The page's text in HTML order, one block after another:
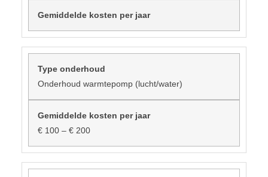
Gemiddelde kosten per jaar
Onderhoud warmtepomp (lucht/water)
€ 100 – € 200